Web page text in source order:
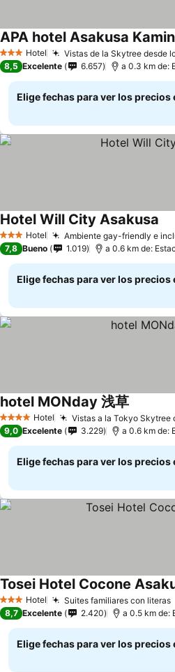
3 Estrellas
Hotel Vistas de la Skytree desde
APA hotel Asakusa
8,5 Excelente 6.657
Elige fechas para ver los precios
3 Estrellas
Hotel Ambiente gay-friendly e
Hotel Will City Asakusa
7,8 Bueno 1.019 a 0.6 km de:
Elige fechas para ver los precios
4 EstrellasHotel Vistas a la Tokyo Skytree
hotel MONday 浅草
9,0 Excelente 3.229
Elige fechas para ver los precios
3 Estrellas
Hotel Suites familiares con literas
Tosei Hotel Cocone
8,7 Excelente 2.420
Elige fechas para ver los precios